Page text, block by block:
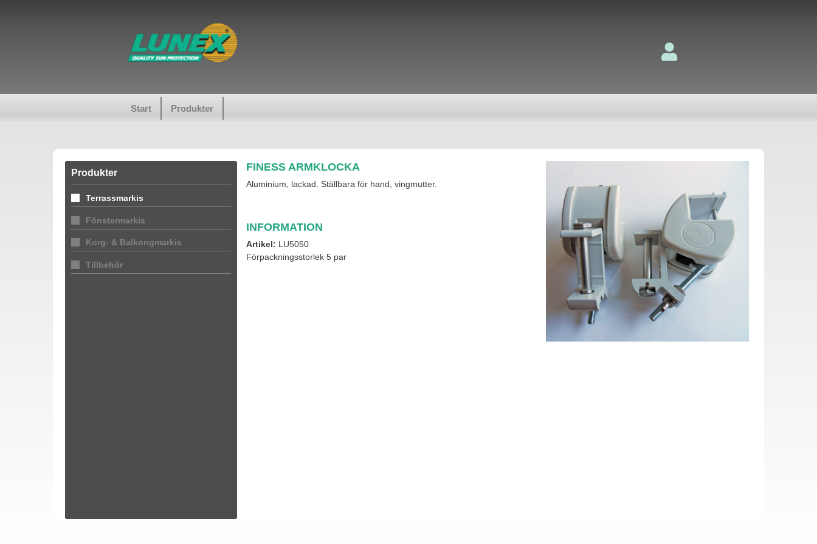
Start Produkter
Produkter
Terrassmarkis
Fönstermarkis
Korg- & Balkongmarkis
Tillbehör
FINESS ARMKLOCKA
Aluminium, lackad. Ställbara för hand, vingmutter.
INFORMATION
Artikel: LU5050
Förpackningsstorlek 5 par